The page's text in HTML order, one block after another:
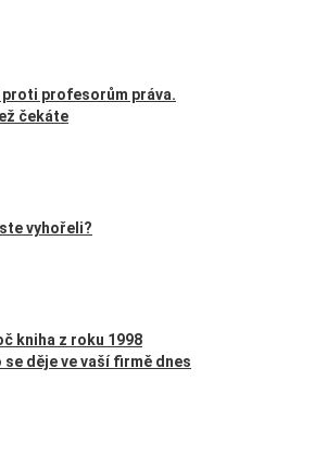
profesorům práva.
čekáte
vyhořeli?
kniha z roku 1998
děje ve vaší firmě dnes